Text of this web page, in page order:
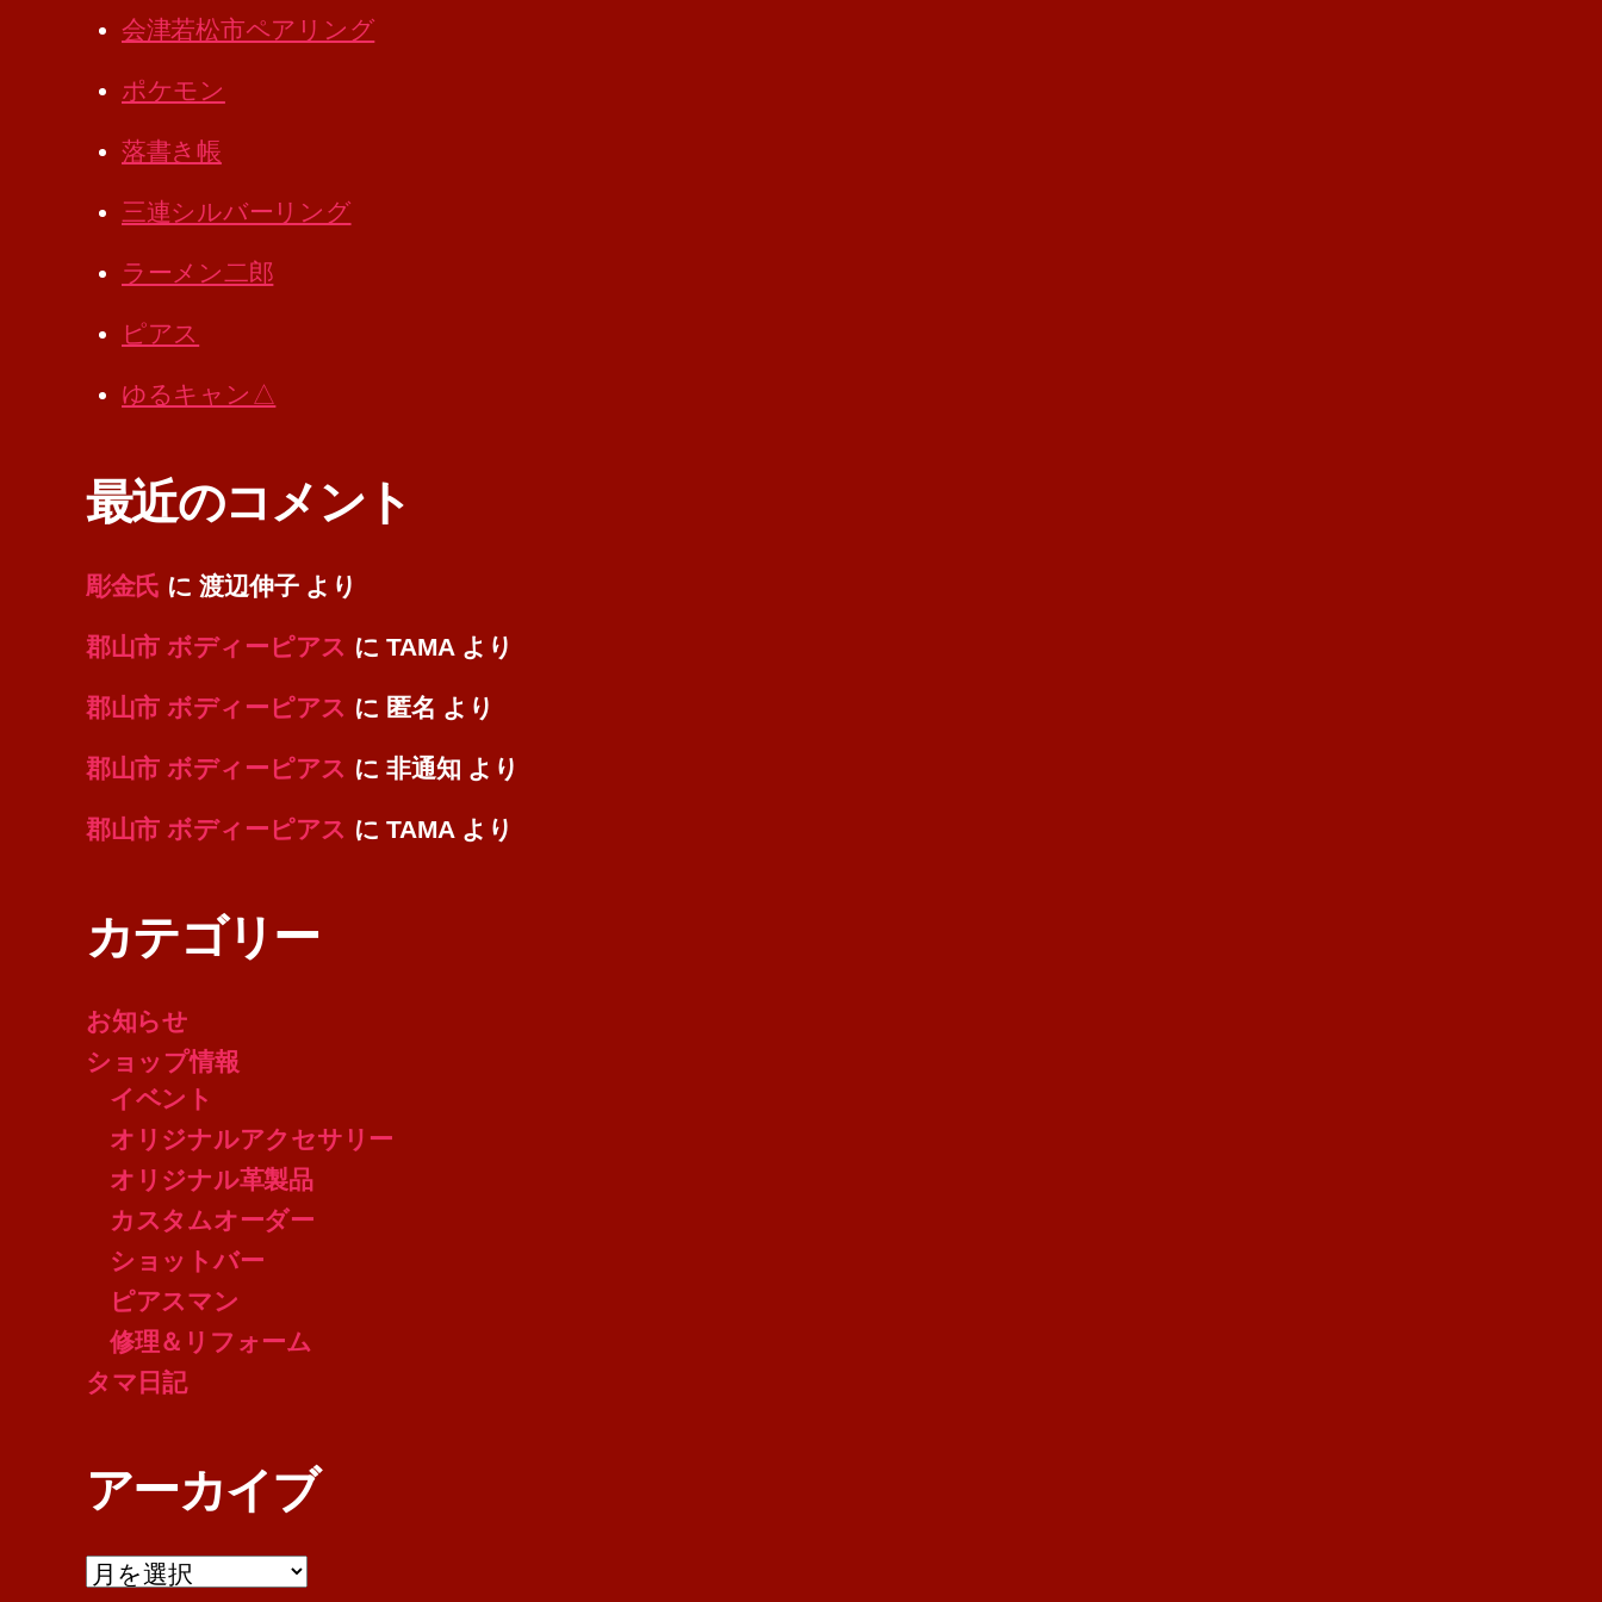
会津若松市ペアリング
ポケモン
落書き帳
三連シルバーリング
ラーメン二郎
ピアス
ゆるキャン△
最近のコメント
彫金氏 に渡辺伸子より
郡山市 ボディーピアス にTAMA より
郡山市 ボディーピアス に 匿名 より
郡山市 ボディーピアス に非通知 より
郡山市 ボディーピアス にTAMA より
カテゴリー
お知らせ
ショップ情報
イベント
オリジナルアクセサリー
オリジナル革製品
カスタムオーダー
ショットバー
ピアスマン
修理＆リフォーム
タマ日記
アーカイブ
ア
ー